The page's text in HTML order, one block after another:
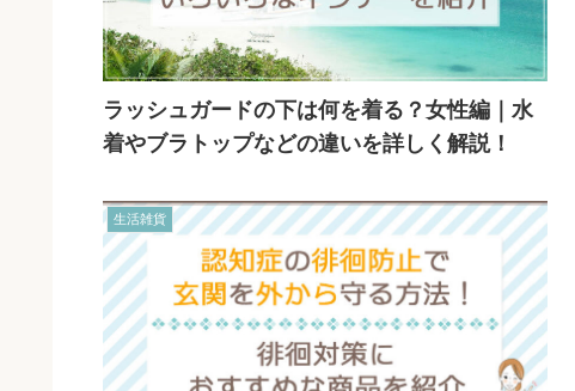
ラッシュガードの下は何を着る？女性編｜水
着やブラトップなどの違いを詳しく解説！
生活雑貨